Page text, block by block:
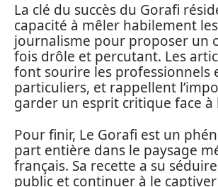
La clé du succès du Gorafi
capacité à mêler habilement
journalisme pour proposer un
fois drôle et percutant. Les
font sourire les professionnels
particuliers, et rappellent
garder un esprit critique face à
Pour finir, Le Gorafi est un
part entière dans le paysage
français. Sa recette a su
public et continuer à le